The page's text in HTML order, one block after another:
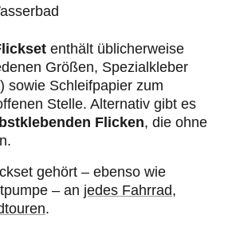
enthält üblicherweise
Größen, Spezialkleber
sowie Schleifpapier zum
Stelle. Alternativ gibt es
Flicken, die ohne
gehört – ebenso wie
– an jedes Fahrrad,
.